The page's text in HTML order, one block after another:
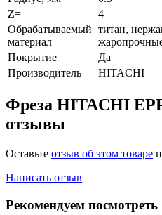
Z=
4
Обрабатываемый
материал
титан,
Покрытие
Да
Производитель
HITACHI
Фреза HITACHI
отзывы
Оставьте отзыв об этом товаре
Написать отзыв
Рекомендуем посмотреть